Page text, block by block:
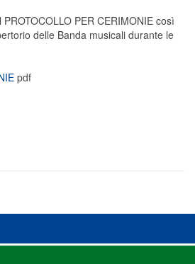
PER CERIMONIE così
delle Banda musicali durante le
pdf